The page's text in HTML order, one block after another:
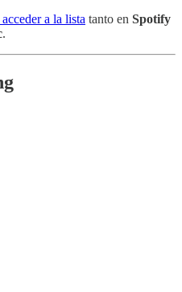
a la lista tanto en Spotify
.